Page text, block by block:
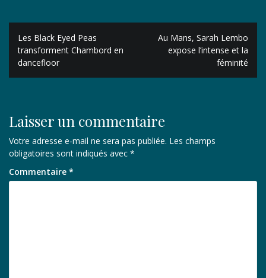
Navigation
de
l’article
Les Black Eyed Peas
transforment Chambord en
dancefloor
Au Mans, Sarah Lembo
expose l’intense et la
féminité
Laisser un commentaire
Votre adresse e-mail ne sera pas publiée. Les champs
obligatoires sont indiqués avec *
Commentaire *